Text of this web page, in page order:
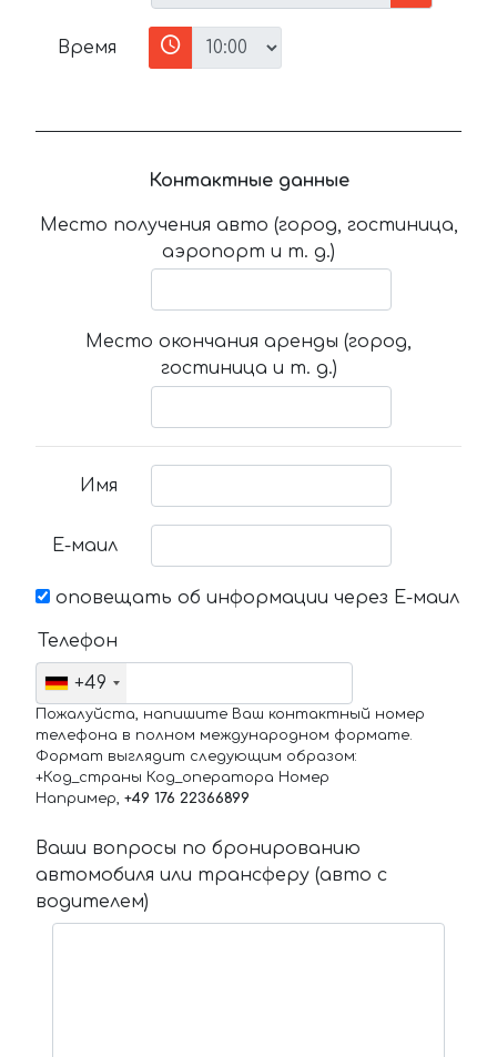
Время
Контактные данные
Место получения авто (город, гостиница,
аэропорт и т. д.)
Место окончания аренды (город,
гостиница и т. д.)
Имя
Е-маил
оповещать об информации через Е-маил
Телефон
+49
Пожалуйста, напишите Ваш контактный номер
телефона в полном международном формате.
Формат выглядит следующим образом:
+Код_страны Код_оператора Номер
Например, +49 176 22366899
Ваши вопросы по бронированию
автомобиля или трансферу (авто с
водителем)